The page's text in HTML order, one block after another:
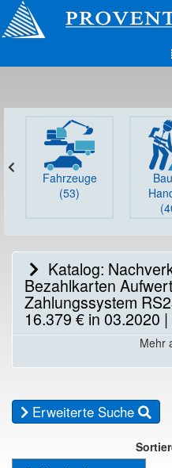
Fahrzeuge
(53)
Katalog:
Bezahlkarten
Zahlungssystem
16.379 € in 03.2020
Mehr
Erweiterte Suche